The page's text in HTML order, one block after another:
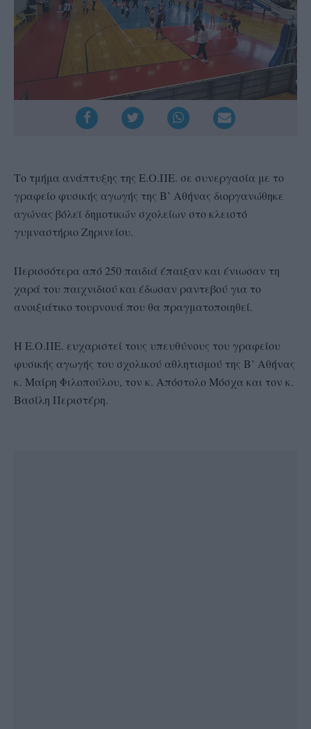
Το τμήμα ανάπτυξης της Ε.Ο.ΠΕ. σε συνεργασία με το
γραφείο φυσικής αγωγής της Β’ Αθήνας διοργανώθηκε
αγώνας βόλεϊ δημοτικών σχολείων στο κλειστό
γυμναστήριο Ζηρινείου.
Περισσότερα από 250 παιδιά έπαιξαν και ένιωσαν τη
χαρά του παιχνιδιού και έδωσαν ραντεβού για το
ανοιξιάτικο τουρνουά που θα πραγματοποιηθεί.
Η Ε.Ο.ΠΕ. ευχαριστεί τους υπευθύνους του γραφείου
φυσικής αγωγής του σχολικού αθλητισμού της Β’ Αθήνας
κ. Μαίρη Φιλοπούλου, τον κ. Απόστολο Μόσχα και τον κ.
Βασίλη Περιστέρη.